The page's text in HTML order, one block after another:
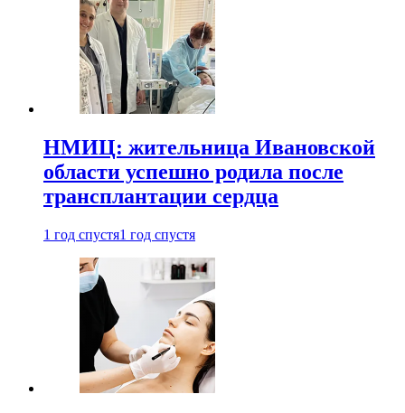
НМИЦ: жительница Ивановской
области успешно родила после
трансплантации сердца
1 год спустя1 год спустя